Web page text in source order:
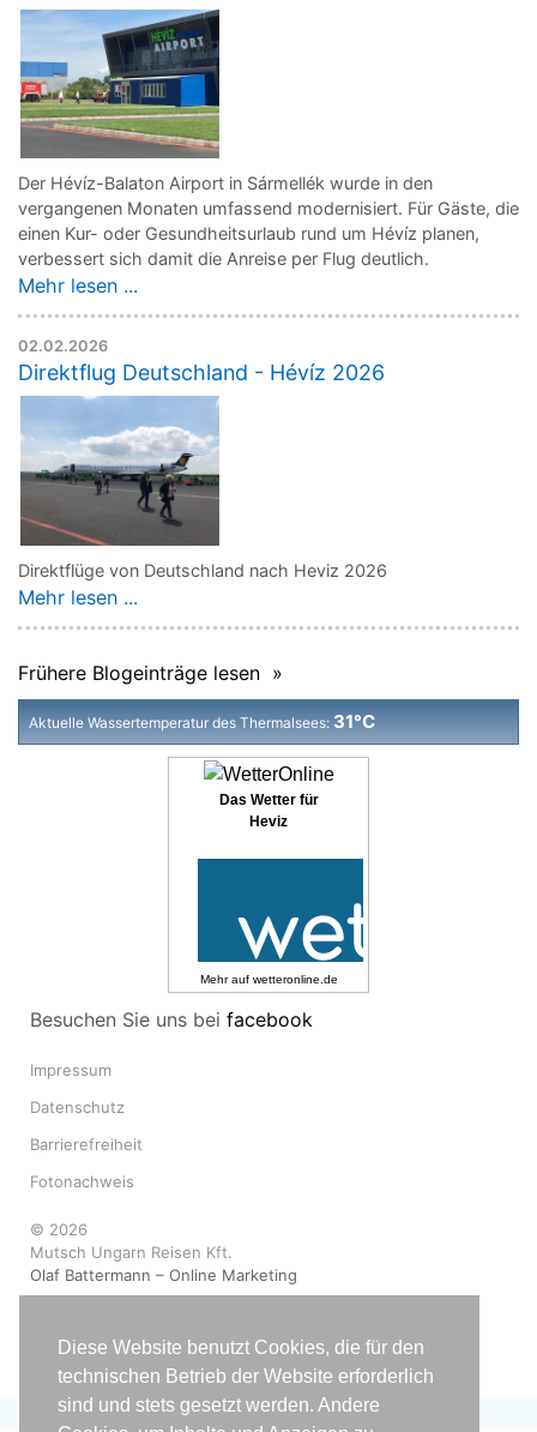
Diese Website benutzt Cookies, die für den
technischen Betrieb der Website erforderlich
sind und stets gesetzt werden. Andere
Der Hévíz-Balaton Airport in Sármellék wurde in den
vergangenen Monaten umfassend modernisiert. Für Gäste, die
einen Kur- oder Gesundheitsurlaub rund um Hévíz planen,
verbessert sich damit die Anreise per Flug deutlich.
Mehr lesen ...
02.02.2026
Direktflug Deutschland - Hévíz 2026
Direktflüge von Deutschland nach Heviz 2026
Mehr lesen ...
Frühere Blogeinträge lesen »
Aktuelle Wassertemperatur des Thermalsees: 31°C
Das Wetter für
Heviz
Mehr auf wetteronline.de
Besuchen Sie uns bei facebook
Impressum
Datenschutz
Barrierefreiheit
Fotonachweis
© 2026
Mutsch Ungarn Reisen Kft.
Olaf Battermann – Online Marketing